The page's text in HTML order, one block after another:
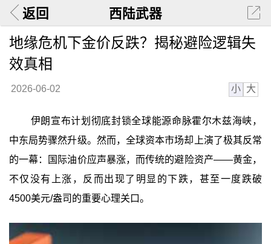
返回 西陆武器
地缘危机下金价反跌？揭秘避险逻辑失
效真相
2026-06-02 小 大
伊朗宣布计划彻底封锁全球能源命脉霍尔木兹海峡，
中东局势骤然升级。然而，全球资本市场却上演了极其反常
的一幕：国际油价应声暴涨，而传统的避险资产——黄金，
不仅没有上涨，反而出现了明显的下跌，甚至一度跌破
4500美元/盎司的重要心理关口。